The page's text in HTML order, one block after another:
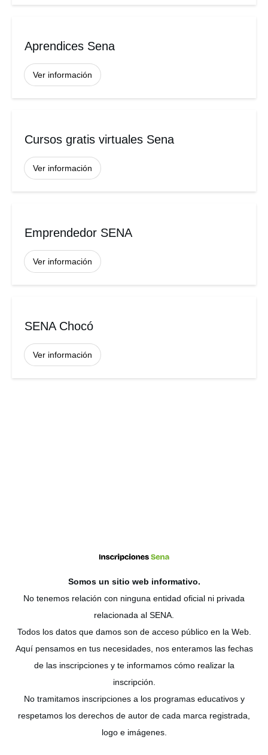
Aprendices Sena
Ver información
Cursos gratis virtuales Sena
Ver información
Emprendedor SENA
Ver información
SENA Chocó
Ver información
Somos un sitio web informativo.
No tenemos relación con ninguna entidad oficial ni privada
relacionada al SENA.
Todos los datos que damos son de acceso público en la Web.
Aquí pensamos en tus necesidades, nos enteramos las fechas
de las inscripciones y te informamos cómo realizar la
inscripción.
No tramitamos inscripciones a los programas educativos y
respetamos los derechos de autor de cada marca registrada,
logo e imágenes.